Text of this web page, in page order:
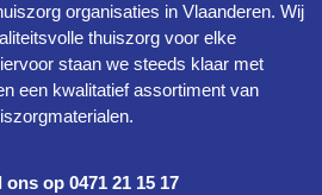
organisaties in Vlaanderen. Wij
thuiszorg voor elke
staan we steeds klaar met
een kwalitatief assortiment van
ons op 0471 21 15 17